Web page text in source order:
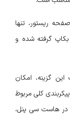
ریستور، تنها
گرفته شده و
این گزینه، امکان
کلی مربوط
در هاست سی پنل،